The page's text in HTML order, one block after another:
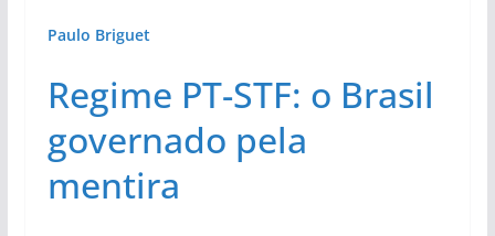
Paulo Briguet
Regime PT-STF: o Brasil
governado pela
mentira